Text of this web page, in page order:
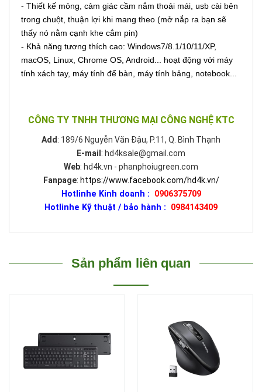
- Thiết kế mỏng, cảm giác cầm nắm thoải mái, usb cài bên
trong chuột, thuận lợi khi mang theo (mở nắp ra bạn sẽ
thấy nó nằm cạnh khe cắm pin)
- Khả năng tương thích cao: Windows7/8.1/10/11/XP,
macOS, Linux, Chrome OS, Android... hoạt động với máy
tính xách tay, máy tính để bàn, máy tính bảng, notebook...
CÔNG TY TNHH THƯƠNG MẠI CÔNG NGHỆ KTC
Add : 189/6 Nguyễn Văn Đậu, P.11, Q. Bình Thạnh
E-mail : hd4ksale@gmail.com
Web: hd4k.vn - phanphoiugreen.com
Fanpage: https://www.facebook.com/hd4k.vn/
Hotlinhe Kinh doanh : 0906375709
Hotlinhe Kỹ thuật / bảo hành : 0984143409
Sản phẩm liên quan